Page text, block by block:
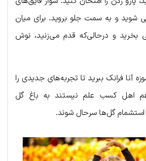
شوید و به سمت جلو بروید. برای میان
و درحالی‌که قدم می‌زنید، نوش
آنا فرانک ببرید تا تجربه‌های جدیدی را
اهل کسب علم نیستند به باغ گل
استشمام گل‌ها سرحال شوند.